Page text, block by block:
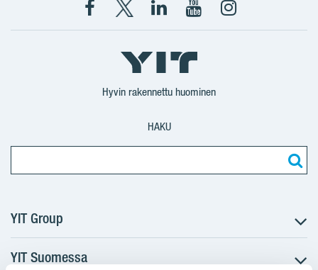
Facebook
X
YIT
Suomi
YIT
Corporation
YIT
Corporation
Instagram
Hyvin rakennettu huominen
HAKU
YIT Group
Tietoa YIT:stä
YIT Suomessa